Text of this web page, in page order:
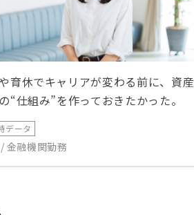
育休でキャリアが変わる前に、資産
“仕組み”を作っておきたかった。
データ
金融機関勤務